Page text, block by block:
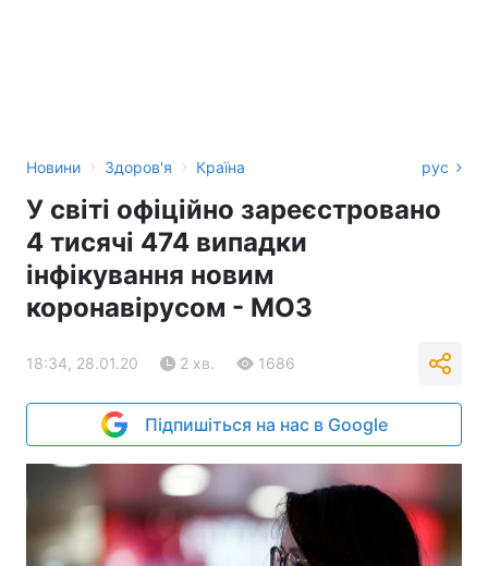
Новини › Здоров'я › Країна рус
У світі офіційно зареєстровано
4 тисячі 474 випадки
інфікування новим
коронавірусом - МОЗ
18:34, 28.01.20 2 хв. 1686
Підпишіться на нас в Google